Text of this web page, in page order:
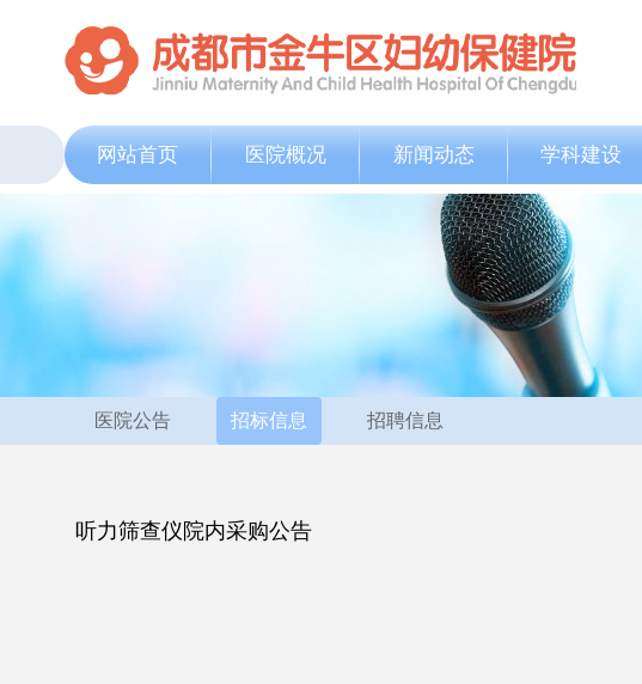
网站首页 医院概况 新闻动态 学科建设
医院公告 招标信息 招聘信息
听力筛查仪院内采购公告